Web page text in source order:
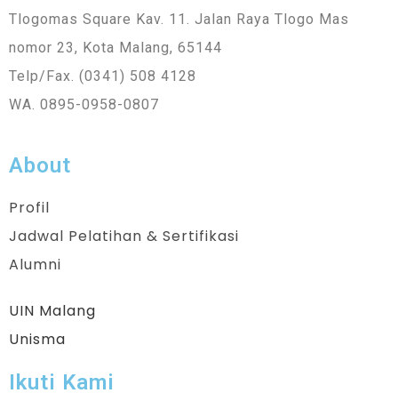
Tlogomas Square Kav. 11. Jalan Raya Tlogo Mas
nomor 23, Kota Malang, 65144
Telp/Fax. (0341) 508 4128
WA. 0895-0958-0807
About
Profil
Jadwal Pelatihan & Sertifikasi
Alumni
UIN Malang
Unisma
Ikuti Kami